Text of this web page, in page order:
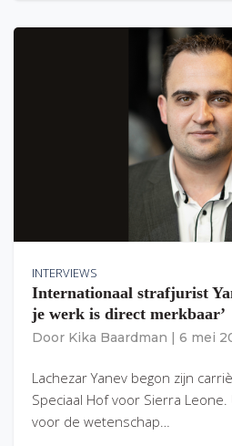
INTERVIEWS
Internationaal strafjurist
je werk is direct merkbaar’
Door Kika Baardman 6 mei
Lachezar Yanev begon zijn
Speciaal Hof voor Sierra
voor de wetenschap…